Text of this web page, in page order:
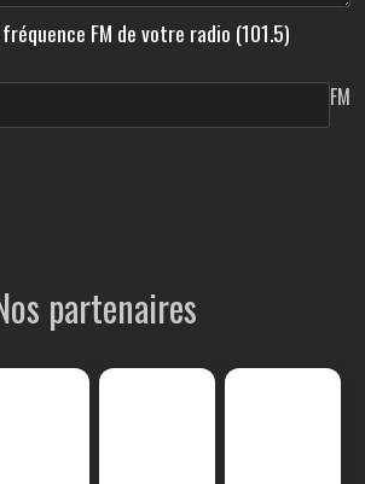
FM de votre radio (101.5)
FM
partenaires